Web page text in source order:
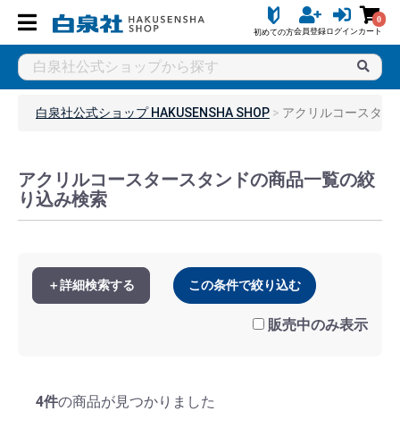
初めての方会員登録ログイン
0
カート
白泉社公式ショップ HAKUSENSHA SHOP アクリルコースター
アクリルコースタースタンドの商品一覧の絞
り込み検索
＋詳細検索する この条件で絞り込む
販売中のみ表示
4件の商品が見つかりました